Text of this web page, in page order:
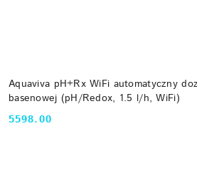
Aquaviva pH+Rx WiFi automatyczny
basenowej (pH/Redox, 1.5 l/h, WiFi)
Cena:
5598.00